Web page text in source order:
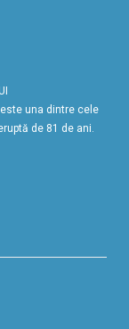
una dintre cele
de 81 de ani.